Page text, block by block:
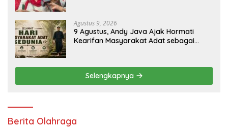
Agustus 9, 2026
9 Agustus, Andy Java Ajak Hormati
Kearifan Masyarakat Adat sebagai
Selengkapnya
Berita Olahraga